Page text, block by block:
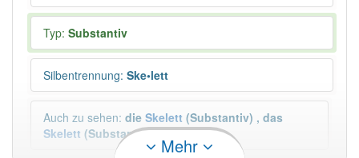
Typ: Substantiv
Silbentrennung: Ske•lett
Auch zu sehen: die Skelett (Substantiv) , das
Skelett (Substantiv)Mehr
Mehr